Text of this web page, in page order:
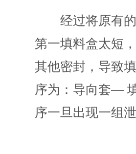
经过将原有的
第一填料盒太短
其他密封，导致
序为：导向套—
序一旦出现一组